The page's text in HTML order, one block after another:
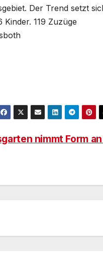
Der Trend setzt
119 Zuzüge
nimmt Form